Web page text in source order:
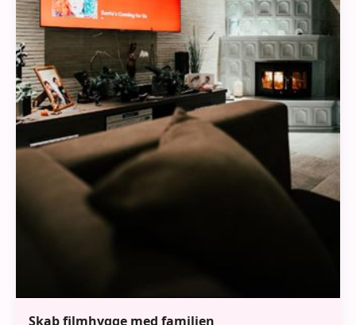
Skab filmhygge med familien